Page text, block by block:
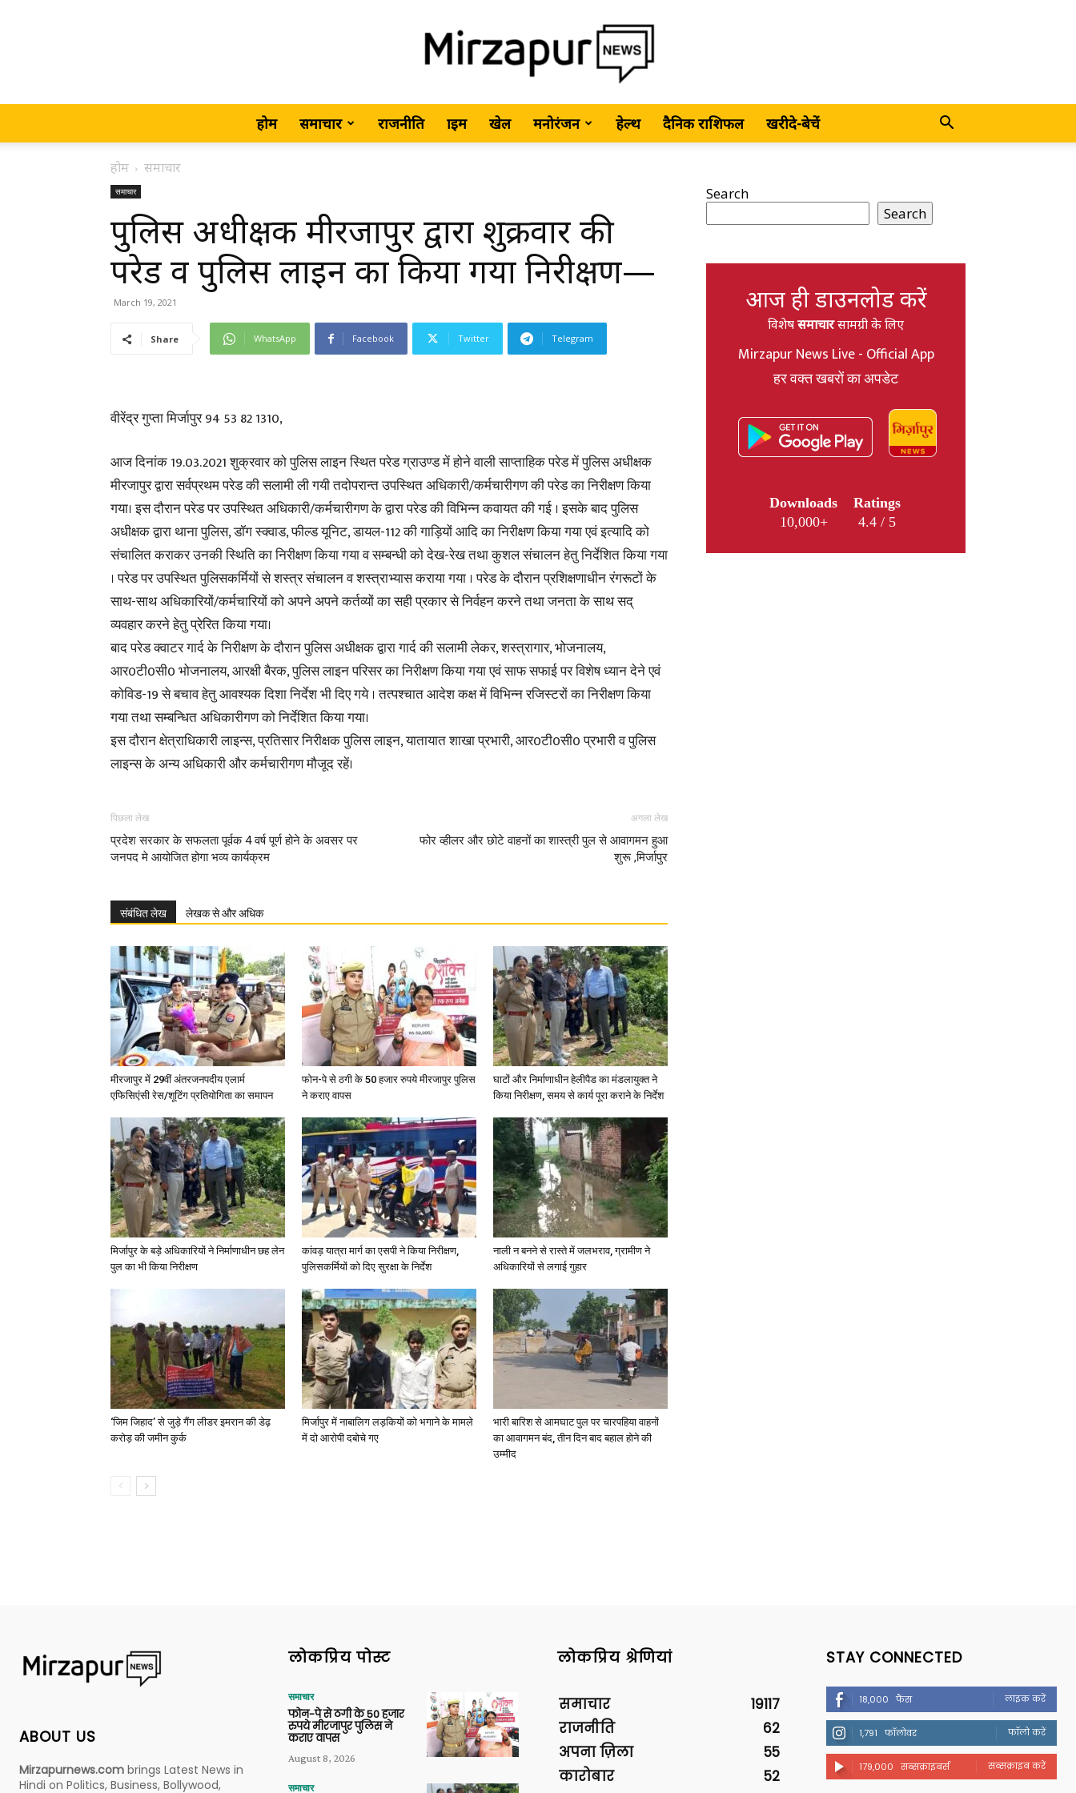
MirzapurNews.com
•
Hindi
Latest
News
Today
Hindi
News
होम समाचार राजनीति क्राइम खेल मनोरंजन हेल्थ दैनिक राशिफल खरीदे-बेचें
होम समाचार
समाचार
पुलिस अधीक्षक मीरजापुर द्वारा शुक्रवार की
परेड व पुलिस लाइन का किया गया निरीक्षण—
March 19, 2021
Share WhatsApp Facebook Twitter Telegram
वीरेंद्र गुप्ता मिर्जापुर 94 53 82 1310,
आज दिनांक 19.03.2021 शुक्रवार को पुलिस लाइन स्थित परेड ग्राउण्ड में होने वाली साप्ताहिक परेड में पुलिस अधीक्षक
मीरजापुर द्वारा सर्वप्रथम परेड की सलामी ली गयी तदोपरान्त उपस्थित अधिकारी/कर्मचारीगण की परेड का निरीक्षण किया
गया। इस दौरान परेड पर उपस्थित अधिकारी/कर्मचारीगण के द्वारा परेड की विभिन्न कवायत की गई । इसके बाद पुलिस
अधीक्षक द्वारा थाना पुलिस, डॉग स्क्वाड, फील्ड यूनिट, डायल-112 की गाड़ियों आदि का निरीक्षण किया गया एवं इत्यादि को
संचालित कराकर उनकी स्थिति का निरीक्षण किया गया व सम्बन्धी को देख-रेख तथा कुशल संचालन हेतु निर्देशित किया गया
। परेड पर उपस्थित पुलिसकर्मियों से शस्त्र संचालन व शस्त्राभ्यास कराया गया । परेड के दौरान प्रशिक्षणाधीन रंगरूटों के
साथ-साथ अधिकारियों/कर्मचारियों को अपने अपने कर्तव्यों का सही प्रकार से निर्वहन करने तथा जनता के साथ सद्
व्यवहार करने हेतु प्रेरित किया गया।
बाद परेड क्वाटर गार्द के निरीक्षण के दौरान पुलिस अधीक्षक द्वारा गार्द की सलामी लेकर, शस्त्रागार, भोजनालय,
आर0टी0सी0 भोजनालय, आरक्षी बैरक, पुलिस लाइन परिसर का निरीक्षण किया गया एवं साफ सफाई पर विशेष ध्यान देने एवं
कोविड-19 से बचाव हेतु आवश्यक दिशा निर्देश भी दिए गये । तत्पश्चात आदेश कक्ष में विभिन्न रजिस्टरों का निरीक्षण किया
गया तथा सम्बन्धित अधिकारीगण को निर्देशित किया गया।
इस दौरान क्षेत्राधिकारी लाइन्स, प्रतिसार निरीक्षक पुलिस लाइन, यातायात शाखा प्रभारी, आर0टी0सी0 प्रभारी व पुलिस
लाइन्स के अन्य अधिकारी और कर्मचारीगण मौजूद रहें।
पिछला लेख
प्रदेश सरकार के सफलता पूर्वक 4 वर्ष पूर्ण होने के अवसर पर
जनपद मे आयोजित होगा भव्य कार्यक्रम
अगला लेख
फोर व्हीलर और छोटे वाहनों का शास्त्री पुल से आवागमन हुआ
शुरू ,मिर्जापुर
संबंधित लेख लेखक से और अधिक
मीरजापुर में 29वीं अंतरजनपदीय एलार्म
एफिसिएंसी रेस/शूटिंग प्रतियोगिता का समापन
फोन-पे से ठगी के 50 हजार रुपये मीरजापुर पुलिस
ने कराए वापस
घाटों और निर्माणाधीन हेलीपैड का मंडलायुक्त ने
किया निरीक्षण, समय से कार्य पूरा कराने के निर्देश
मिर्जापुर के बड़े अधिकारियों ने निर्माणाधीन छह लेन
पुल का भी किया निरीक्षण
कांवड़ यात्रा मार्ग का एसपी ने किया निरीक्षण,
पुलिसकर्मियों को दिए सुरक्षा के निर्देश
नाली न बनने से रास्ते में जलभराव, ग्रामीण ने
अधिकारियों से लगाई गुहार
‘जिम जिहाद’ से जुड़े गैंग लीडर इमरान की डेढ़
करोड़ की जमीन कुर्क
मिर्जापुर में नाबालिग लड़कियों को भगाने के मामले
में दो आरोपी दबोचे गए
भारी बारिश से आमघाट पुल पर चारपहिया वाहनों
का आवागमन बंद, तीन दिन बाद बहाल होने की
उम्मीद
Search
Search
आज ही डाउनलोड करें
विशेषसमाचारसामग्री के लिए
Mirzapur News Live - Official App
हर वक्त खबरों का अपडेट
Downloads
10,000+
Ratings
4.4 / 5
ABOUT US
Mirzapurnews.com brings Latest News in
Hindi on Politics, Business, Bollywood,
लोकप्रिय पोस्ट
समाचार
फोन-पे से ठगी के 50 हजार
रुपये मीरजापुर पुलिस ने
कराए वापस
August 8, 2026
समाचार
लोकप्रिय श्रेणियां
समाचार
19117
राजनीति
62
अपना ज़िला
55
कारोबार
52
STAY CONNECTED
18,000 फैंस लाइक करें
1,791 फॉलोवर फॉलो करें
179,000 सब्सक्राइबर्स सब्सक्राइब करें